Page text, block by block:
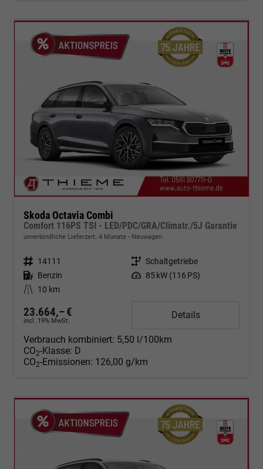
Skoda Octavia Combi
Comfort 116PS TSI - LED/PDC/GRA/Climatr./5J Garantie
unverbindliche Lieferzeit: 4 Monate Neuwagen
Fahrzeugnr. 14111 Getriebe Schaltgetriebe
Kraftstoff Benzin Leistung 85 kW (116 PS)
Kilometerstand
10 km
23.664,– €
incl. 19% MwSt.
Details
Verbrauch kombiniert: 5,50 l/100km
CO2-Klasse: D
CO2-Emissionen: 126,00 g/km